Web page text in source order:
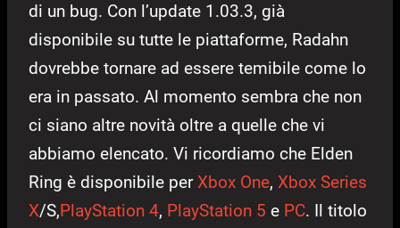
di un bug. Con l’update 1.03.3, già
disponibile su tutte le piattaforme, Radahn
dovrebbe tornare ad essere temibile come lo
era in passato. Al momento sembra che non
ci siano altre novità oltre a quelle che vi
abbiamo elencato. Vi ricordiamo che Elden
Ring è disponibile perXbox One, Xbox Series
X/S,PlayStation 4, PlayStation 5 e PC. Il titolo